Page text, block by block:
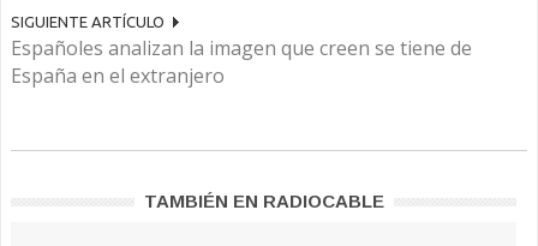
SIGUIENTE ARTÍCULO
Españoles analizan la imagen que creen se tiene de
España en el extranjero
TAMBIÉN EN RADIOCABLE